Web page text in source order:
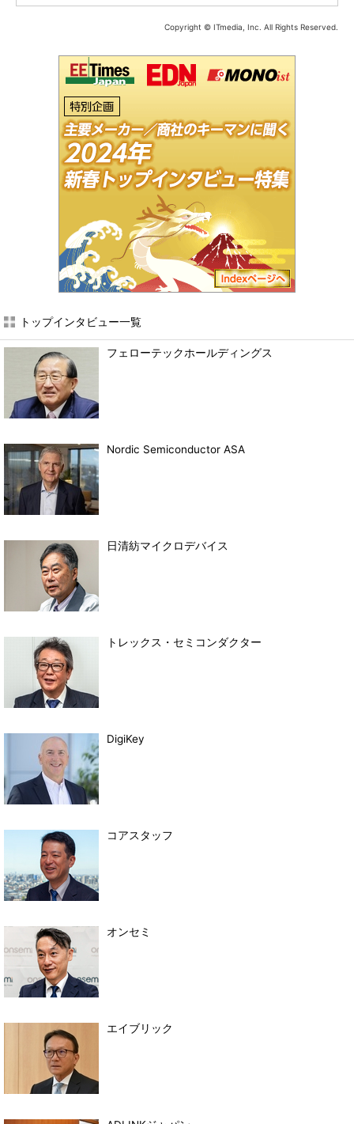
Copyright © ITmedia, Inc. All Rights Reserved.
トップインタビュー一覧
フェローテックホールディングス
Nordic Semiconductor ASA
日清紡マイクロデバイス
トレックス・セミコンダクター
DigiKey
コアスタッフ
オンセミ
エイブリック